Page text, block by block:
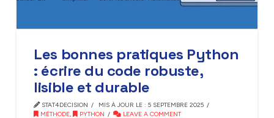
Les bonnes pratiques Python
: écrire du code robuste,
lisible et durable
STAT4DECISION
MIS À JOUR LE : 5 SEPTEMBRE 2025
MÉTHODE, PYTHON LEAVE A COMMENT